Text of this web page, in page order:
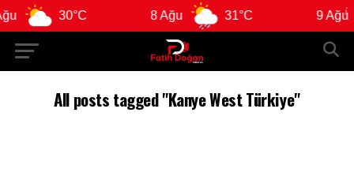
30°C 8 Ağu 31°C 9 Ağu
All posts tagged "Kanye West Türkiye"